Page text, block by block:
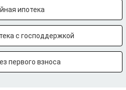
ипотека
с господдержкой
первого взноса